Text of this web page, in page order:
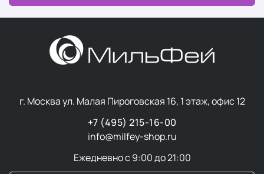
г. Москва ул. Малая Пироговская 16, 1 этаж, офис 12
+7 (495) 215-16-00
info@milfey-shop.ru
Ежедневно с 9:00 до 21:00